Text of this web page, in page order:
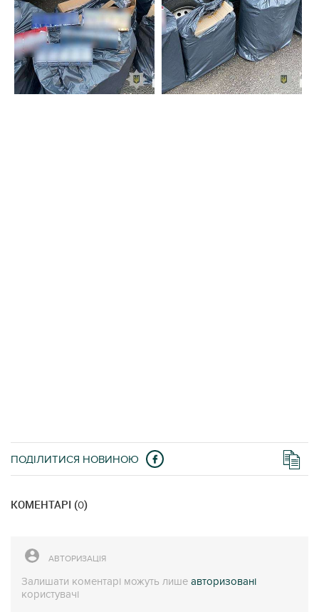
ПОДІЛИТИСЯ НОВИНОЮ
КОМЕНТАРІ (0)
АВТОРИЗАЦІЯ
Залишати коментарі можуть лише авторизовані
користувачі